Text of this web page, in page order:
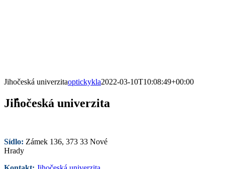
Jihočeská univerzitaoptickykla2022-03-10T10:08:49+00:00
Jihočeská univerzita
Sídlo: Zámek 136, 373 33 Nové
Hrady